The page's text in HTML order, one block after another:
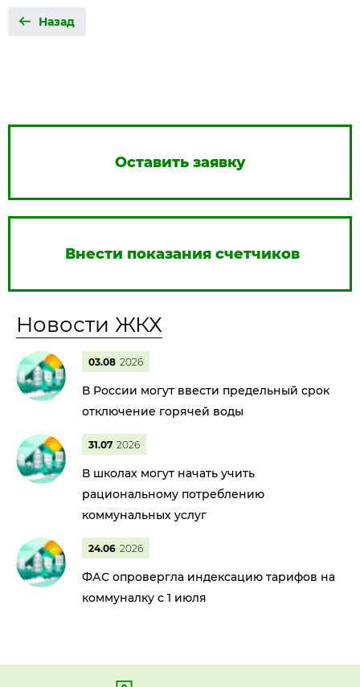
Назад
Оставить заявку
Внести показания счетчиков
Новости ЖКХ
03.08 2026
В России могут ввести предельный срок
отключение горячей воды
31.07 2026
В школах могут начать учить
рациональному потреблению
коммунальных услуг
24.06 2026
ФАС опровергла индексацию тарифов на
коммуналку с 1 июля